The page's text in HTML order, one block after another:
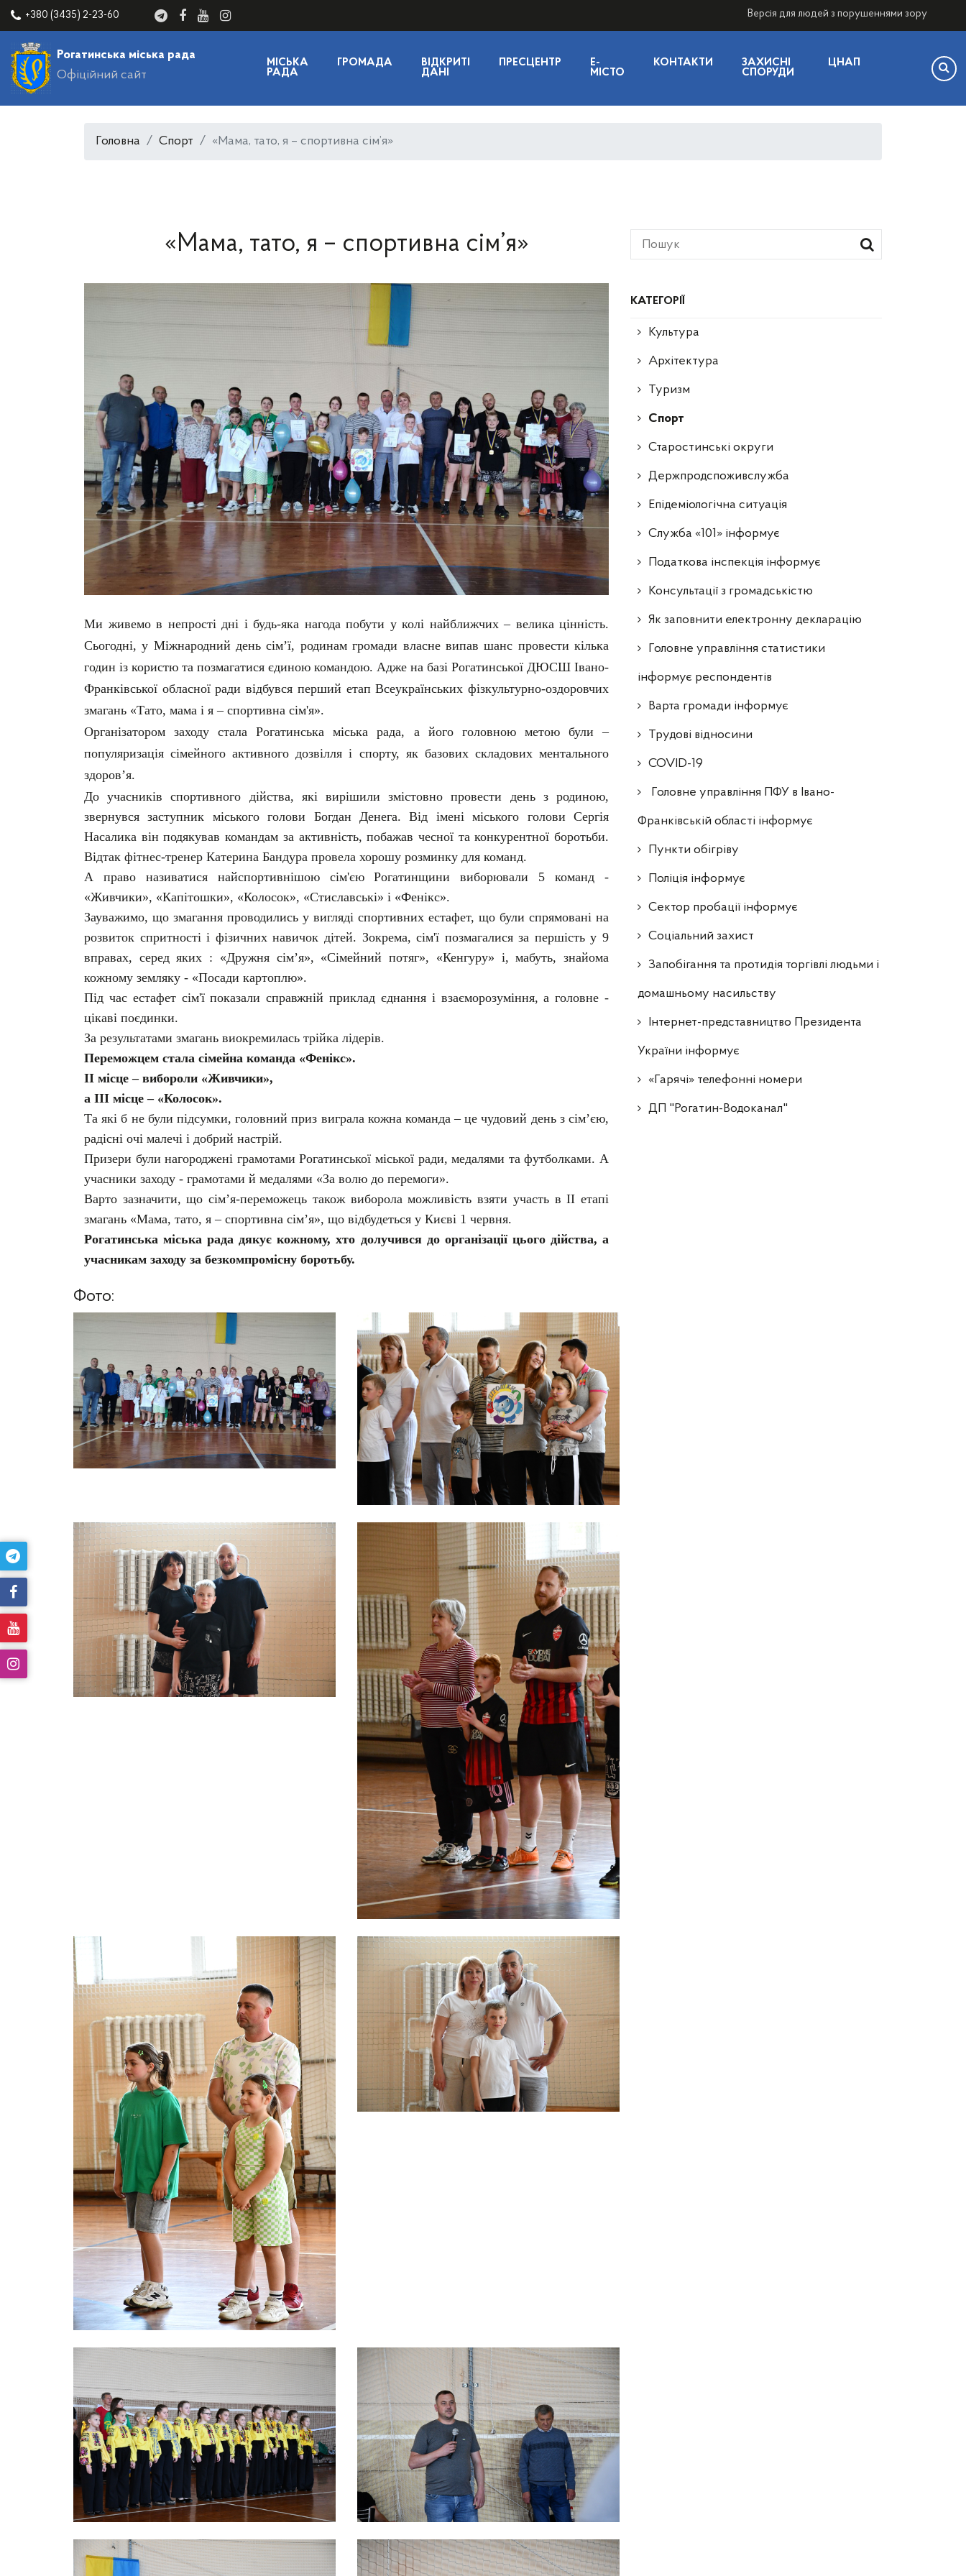
+380 (3435) 2-23-60 Версія для людей з порушеннями зору
Рогатинська міська рада
Офіційний сайт
МІСЬКА
РАДА
ГРОМАДА
ВІДКРИТІ
ДАНІ
ПРЕСЦЕНТР
E-
МІСТО
КОНТАКТИ
ЗАХИСНІ
СПОРУДИ
ЦНАП
Головна Спорт «Мама, тато, я – спортивна сім’я»
КАТЕГОРІЇ
Культура
Архітектура
Туризм
Спорт
Старостинські округи
Держпродспоживслужба
Епідеміологічна ситуація
Служба «101» інформує
Податкова інспекція інформує
Консультації з громадськістю
Як заповнити електронну декларацію
Головне управління статистики
інформує респондентів
Варта громади інформує
Трудові відносини
COVID-19
Головне управління ПФУ в Івано-
Франківській області інформує
Пункти обігріву
Поліція інформує
Сектор пробації інформує
Соціальний захист
Запобігання та протидія торгівлі людьми і
домашньому насильству
Інтернет-представництво Президента
України інформує
«Гарячі» телефонні номери
ДП "Рогатин-Водоканал"
«Мама, тато, я – спортивна сім’я»
Ми живемо в непрості дні і будь-яка нагода побути у колі найближчих – велика цінність.
Сьогодні, у Міжнародний день сім’ї, родинам громади власне випав шанс провести кілька
годин із користю та позмагатися єдиною командою. Адже на базі Рогатинської ДЮСШ Івано-
Франківської обласної ради відбувся перший етап Всеукраїнських фізкультурно-оздоровчих
змагань «Тато, мама і я – спортивна сім'я».
Організатором заходу стала Рогатинська міська рада, а його головною метою були –
популяризація сімейного активного дозвілля і спорту, як базових складових ментального
здоров’я.
До учасників спортивного дійства, які вирішили змістовно провести день з родиною,
звернувся заступник міського голови Богдан Денега. Від імені міського голови Сергія
Насалика він подякував командам за активність, побажав чесної та конкурентної боротьби.
Відтак фітнес-тренер Катерина Бандура провела хорошу розминку для команд.
А право називатися найспортивнішою сім'єю Рогатинщини виборювали 5 команд -
«Живчики», «Капітошки», «Колосок», «Стиславські» і «Фенікс».
Зауважимо, що змагання проводились у вигляді спортивних естафет, що були спрямовані на
розвиток спритності і фізичних навичок дітей. Зокрема, сім'ї позмагалися за першість у 9
вправах, серед яких : «Дружня сім’я», «Сімейний потяг», «Кенгуру» і, мабуть, знайома
кожному земляку - «Посади картоплю».
Під час естафет сім'ї показали справжній приклад єднання і взаєморозуміння, а головне -
цікаві поєдинки.
За результатами змагань виокремилась трійка лідерів.
Переможцем стала сімейна команда «Фенікс».
ІІ місце – вибороли «Живчики»,
а ІІІ місце – «Колосок».
Та які б не були підсумки, головний приз виграла кожна команда – це чудовий день з сім’єю,
радісні очі малечі і добрий настрій.
Призери були нагороджені грамотами Рогатинської міської ради, медалями та футболками. А
учасники заходу - грамотами й медалями «За волю до перемоги».
Варто зазначити, що сім’я-переможець також виборола можливість взяти участь в ІІ етапі
змагань «Мама, тато, я – спортивна сім’я», що відбудеться у Києві 1 червня.
Рогатинська міська рада дякує кожному, хто долучився до організації цього дійства, а
учасникам заходу за безкомпромісну боротьбу.
Фото: